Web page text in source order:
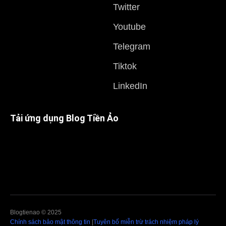
Twitter
Youtube
Telegram
Tiktok
LinkedIn
Tải ứng dụng Blog Tiền Ảo
Blogtienao © 2025
Chính sách bảo mật thông tin |Tuyên bố miễn trừ trách nhiệm pháp lý